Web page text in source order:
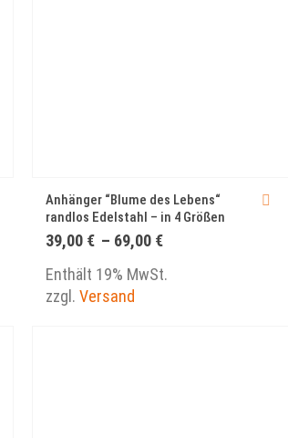
Anhänger “Blume des Lebens“
randlos Edelstahl – in 4 Größen
39,00 € – 69,00 €
Enthält 19% MwSt.
zzgl. Versand